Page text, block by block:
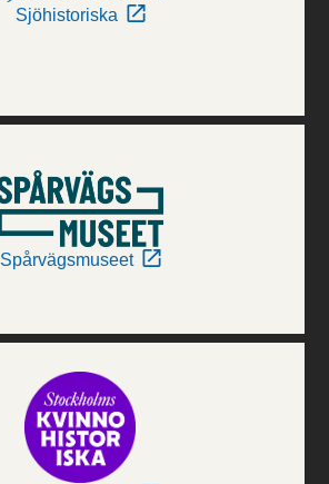
Sjöhistoriska
Spårvägsmuseet